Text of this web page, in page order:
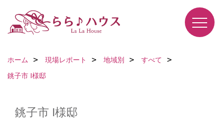
ホーム 現場レポート 地域別
すべて
銚子市 I様邸
銚子市 I様邸